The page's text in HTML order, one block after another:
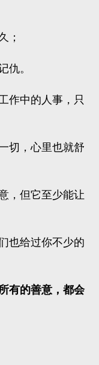
；
仇。
作中的人事，只
切，心里也就舒
，但它至少能让
也给过你不少的
有的善意，都会